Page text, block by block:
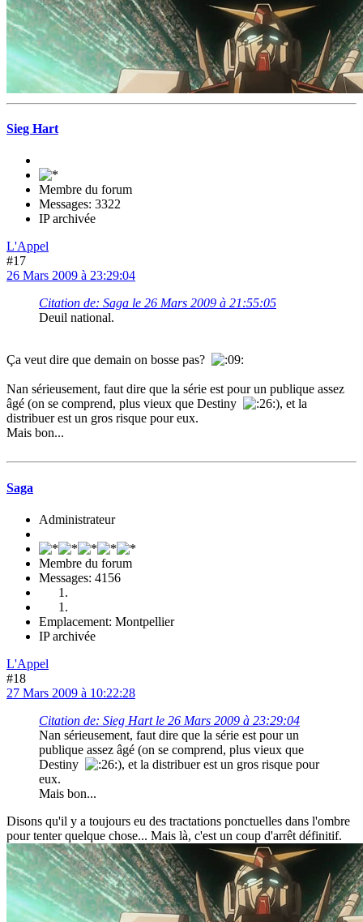
Sieg Hart
Membre du forum
Messages: 3322
IP archivée
L'Appel
#17
26 Mars 2009 à 23:29:04
Citation de: Saga le 26 Mars 2009 à 21:55:05
Deuil national.
Ça veut dire que demain on bosse pas?
Nan sérieusement, faut dire que la série est pour un publique assez
âgé (on se comprend, plus vieux que Destiny
), et la
distribuer est un gros risque pour eux.
Mais bon...
Saga
Administrateur
Membre du forum
Messages: 4156
Emplacement: Montpellier
IP archivée
L'Appel
#18
27 Mars 2009 à 10:22:28
Citation de: Sieg Hart le 26 Mars 2009 à 23:29:04
Nan sérieusement, faut dire que la série est pour un
publique assez âgé (on se comprend, plus vieux que
Destiny
), et la distribuer est un gros risque pour
eux.
Mais bon...
Disons qu'il y a toujours eu des tractations ponctuelles dans l'ombre
pour tenter quelque chose... Mais là, c'est un coup d'arrêt définitif.